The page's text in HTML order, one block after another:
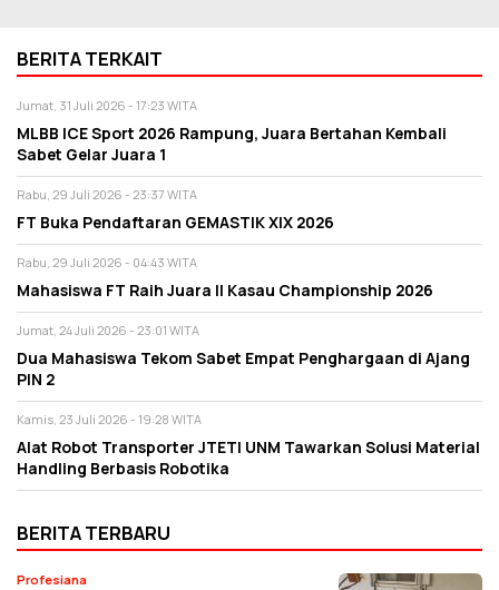
BERITA TERKAIT
Jumat, 31 Juli 2026 - 17:23 WITA
MLBB ICE Sport 2026 Rampung, Juara Bertahan Kembali
Sabet Gelar Juara 1
Rabu, 29 Juli 2026 - 23:37 WITA
FT Buka Pendaftaran GEMASTIK XIX 2026
Rabu, 29 Juli 2026 - 04:43 WITA
Mahasiswa FT Raih Juara II Kasau Championship 2026
Jumat, 24 Juli 2026 - 23:01 WITA
Dua Mahasiswa Tekom Sabet Empat Penghargaan di Ajang
PIN 2
Kamis, 23 Juli 2026 - 19:28 WITA
Alat Robot Transporter JTETI UNM Tawarkan Solusi Material
Handling Berbasis Robotika
BERITA TERBARU
Profesiana